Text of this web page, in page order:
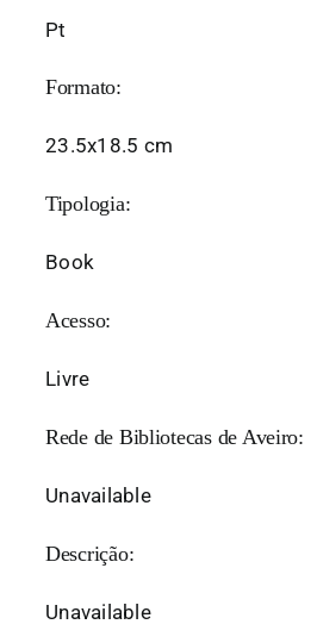
Pt
Formato:
23.5x18.5 cm
Tipologia:
Book
Acesso:
Livre
Rede de Bibliotecas de Aveiro:
Unavailable
Descrição:
Unavailable